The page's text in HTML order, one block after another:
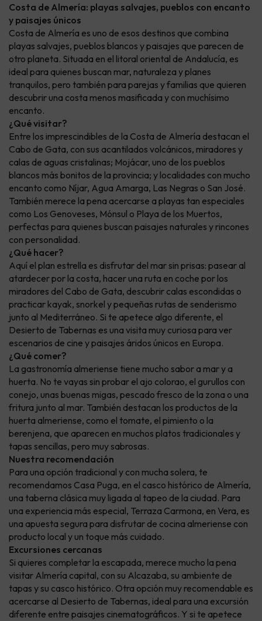
Costa de Almería: playas salvajes, pueblos con encanto
y paisajes únicos
Costa de Almería es uno de esos destinos que combina
playas salvajes, pueblos blancos y paisajes que parecen de
otro planeta. Situada en el litoral oriental de Andalucía, es
ideal para quienes buscan mar, naturaleza y planes
tranquilos, pero también para parejas y familias que quieren
descubrir una costa menos masificada y con muchísimo
encanto.
¿Qué visitar?
Entre los imprescindibles de la Costa de Almería destacan el
Cabo de Gata, con sus acantilados volcánicos, miradores y
calas de aguas cristalinas; Mojácar, uno de los pueblos
blancos más bonitos de la provincia; y localidades con mucho
encanto como Níjar, Agua Amarga, Las Negras o San José.
También merece la pena acercarse a playas tan especiales
como Los Genoveses, Mónsul o Playa de los Muertos,
perfectas para quienes buscan paisajes naturales y rincones
con personalidad.
¿Qué hacer?
Aquí el plan estrella es disfrutar del mar sin prisas: pasear al
atardecer por la costa, hacer una ruta en coche por los
miradores del Cabo de Gata, descubrir calas escondidas o
practicar kayak, snorkel y pequeñas rutas de senderismo
junto al Mediterráneo. Si te apetece algo diferente, el
Desierto de Tabernas es una visita muy curiosa para ver
escenarios de cine y paisajes áridos únicos en Europa.
¿Qué comer?
La gastronomía almeriense tiene mucho sabor a mar y a
huerta. No te vayas sin probar el ajo colorao, el gurullos con
conejo, unas buenas migas, pescado fresco de la zona o una
fritura junto al mar. También destacan los productos de la
huerta almeriense, como el tomate, el pimiento o la
berenjena, que aparecen en muchos platos tradicionales y
tapas sencillas, pero muy sabrosas.
Nuestra recomendación
Para una opción tradicional y con mucha solera, te
recomendamos Casa Puga, en el casco histórico de Almería,
una taberna clásica muy ligada al tapeo de la ciudad. Para
una experiencia más especial, Terraza Carmona, en Vera, es
una apuesta segura para disfrutar de cocina almeriense con
producto local y un toque más cuidado.
Excursiones cercanas
Si quieres completar la escapada, merece mucho la pena
visitar Almería capital, con su Alcazaba, su ambiente de
tapas y su casco histórico. Otra opción muy recomendable es
acercarse al Desierto de Tabernas, ideal para una excursión
diferente entre paisajes cinematográficos. Y si te apetece